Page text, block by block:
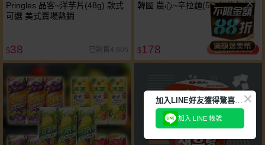
Pringles 品客~洋芋片(48g) 款式
可選 美式賣場熱銷
$38 已銷售4,805
韓國 農心~辛拉麵(5入超值包)
$178 已銷售1.1萬
加
入LINE好友獲得驚喜折扣!
加入 LINE 帳號